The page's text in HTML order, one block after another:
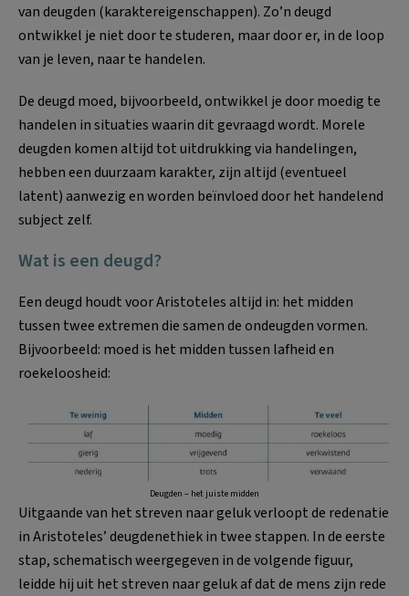
van deugden (karaktereigenschappen). Zo’n deugd
ontwikkel je niet door te studeren, maar door er, in de loop
van je leven, naar te handelen.
De deugd moed, bijvoorbeeld, ontwikkel je door moedig te
handelen in situaties waarin dit gevraagd wordt. Morele
deugden komen altijd tot uitdrukking via handelingen,
hebben een duurzaam karakter, zijn altijd (eventueel
latent) aanwezig en worden beïnvloed door het handelend
subject zelf.
Wat is een deugd?
Een deugd houdt voor Aristoteles altijd in: het midden
tussen twee extremen die samen de ondeugden vormen.
Bijvoorbeeld: moed is het midden tussen lafheid en
roekeloosheid:
Deugden – het juiste midden
Uitgaande van het streven naar geluk verloopt de redenatie
in Aristoteles’ deugdenethiek in twee stappen. In de eerste
stap, schematisch weergegeven in de volgende figuur,
leidde hij uit het streven naar geluk af dat de mens zijn rede